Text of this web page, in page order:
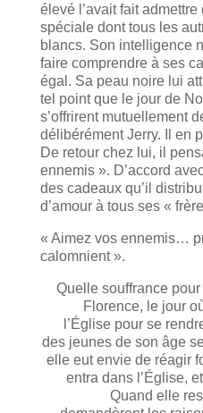
élevé l’avait fait
spéciale dont tous les
blancs. Son intelligence
faire comprendre à ses
égal. Sa peau noire lui
tel point que le jour de
s’offrirent mutuellement
délibérément Jerry. Il en
De retour chez lui, il
ennemis ». D’accord
des cadeaux qu’il
d’amour à tous ses «
« Aimez vos ennemis…
calomnient ».
Quelle souffrance
Florence, le jour
l’Église pour se
des jeunes de son âge
elle eut envie de réagir
entra dans l’Église,
Quand elle